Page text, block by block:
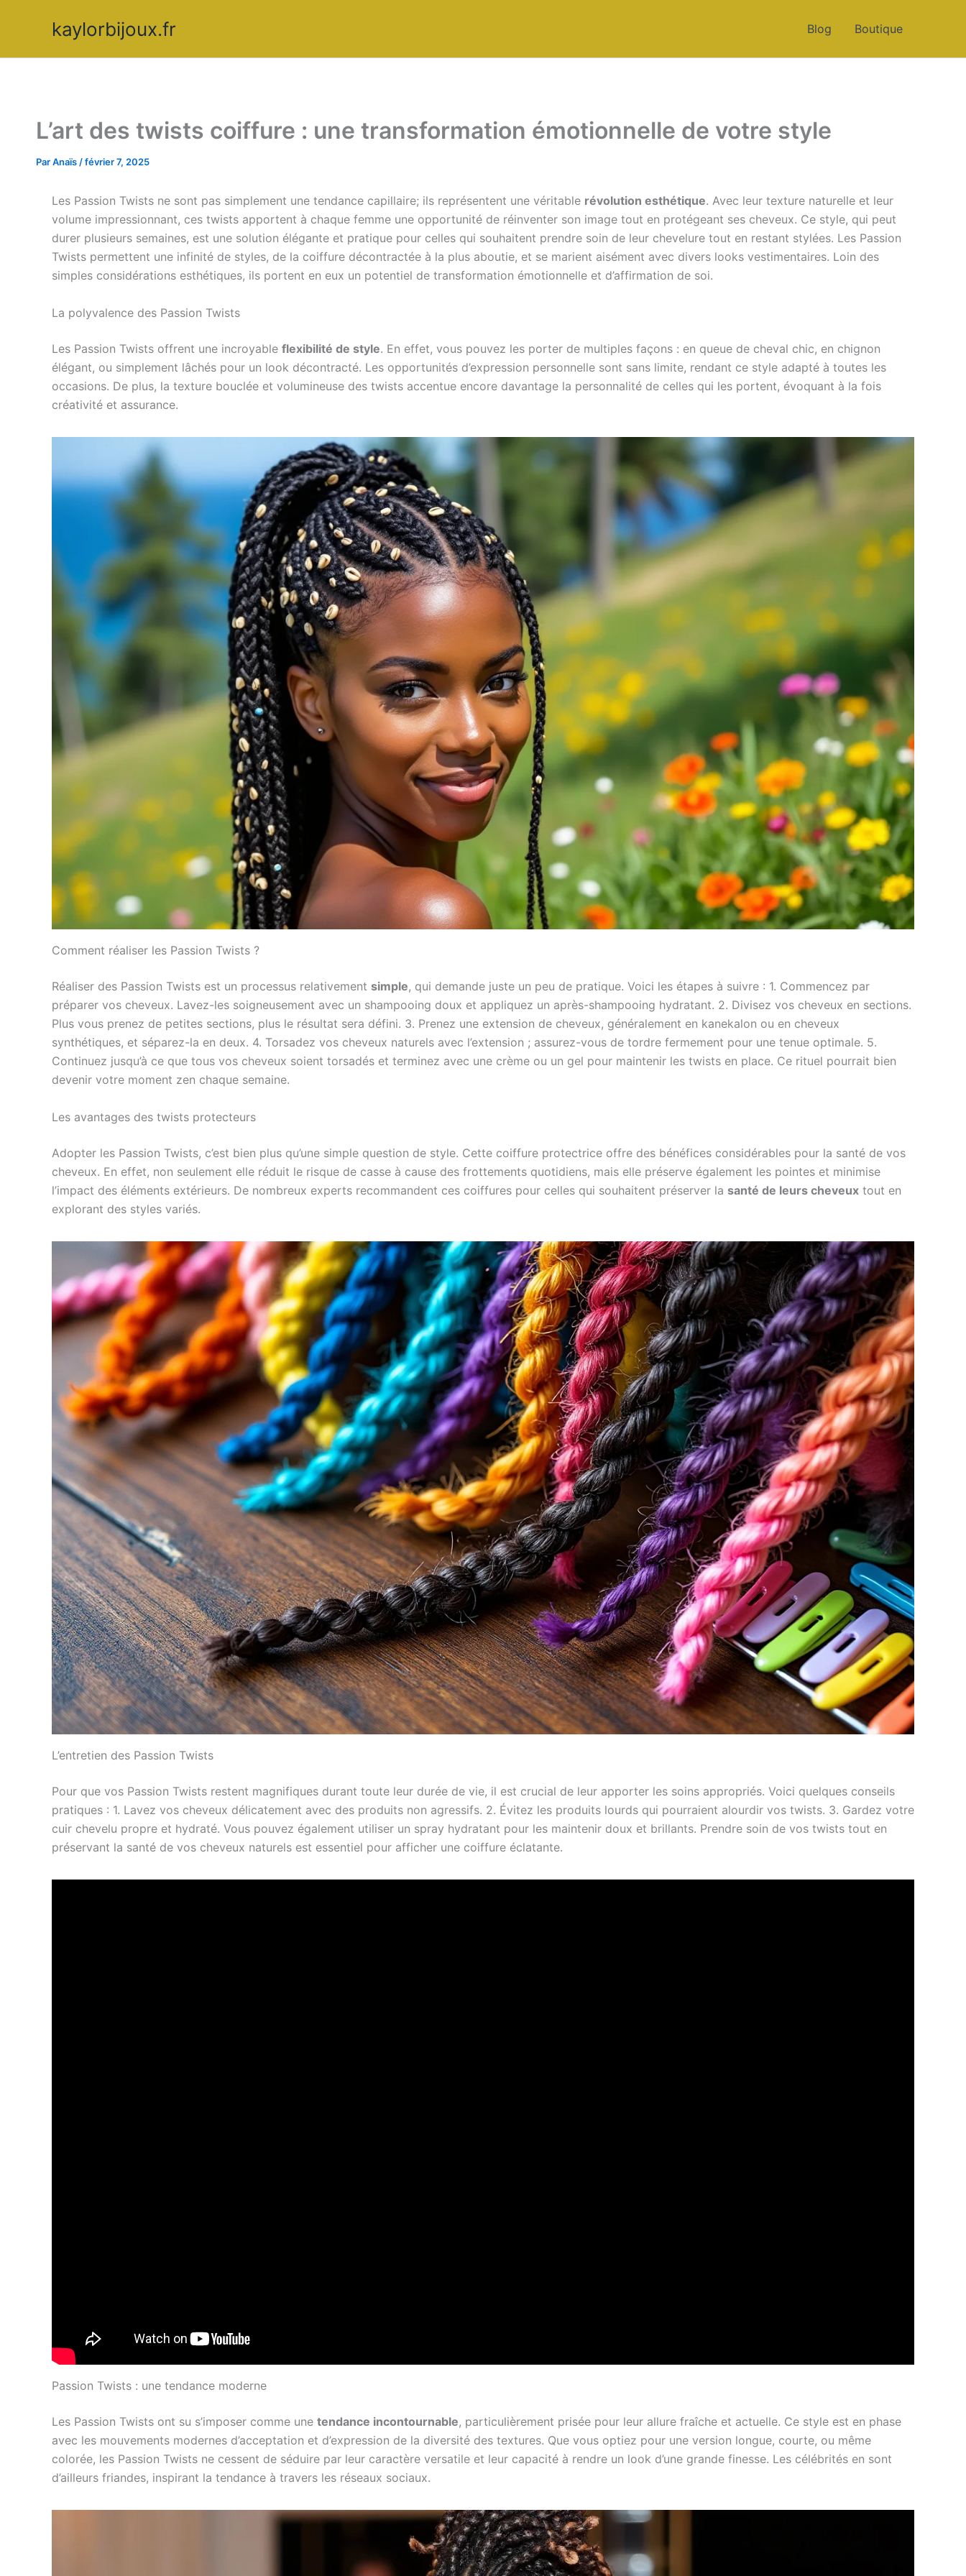
kaylorbijoux.fr Blog Boutique
L’art des twists coiffure : une transformation émotionnelle de votre style
ParAnaïs /février 7, 2025
Les Passion Twists ne sont pas simplement une tendance capillaire; ils représentent une véritable révolution esthétique. Avec leur texture naturelle et leur
volume impressionnant, ces twists apportent à chaque femme une opportunité de réinventer son image tout en protégeant ses cheveux. Ce style, qui peut
durer plusieurs semaines, est une solution élégante et pratique pour celles qui souhaitent prendre soin de leur chevelure tout en restant stylées. Les Passion
Twists permettent une infinité de styles, de la coiffure décontractée à la plus aboutie, et se marient aisément avec divers looks vestimentaires. Loin des
simples considérations esthétiques, ils portent en eux un potentiel de transformation émotionnelle et d’affirmation de soi.
La polyvalence des Passion Twists
Les Passion Twists offrent une incroyable flexibilité de style. En effet, vous pouvez les porter de multiples façons : en queue de cheval chic, en chignon
élégant, ou simplement lâchés pour un look décontracté. Les opportunités d’expression personnelle sont sans limite, rendant ce style adapté à toutes les
occasions. De plus, la texture bouclée et volumineuse des twists accentue encore davantage la personnalité de celles qui les portent, évoquant à la fois
créativité et assurance.
Comment réaliser les Passion Twists ?
Réaliser des Passion Twists est un processus relativement simple, qui demande juste un peu de pratique. Voici les étapes à suivre : 1. Commencez par
préparer vos cheveux. Lavez-les soigneusement avec un shampooing doux et appliquez un après-shampooing hydratant. 2. Divisez vos cheveux en sections.
Plus vous prenez de petites sections, plus le résultat sera défini. 3. Prenez une extension de cheveux, généralement en kanekalon ou en cheveux
synthétiques, et séparez-la en deux. 4. Torsadez vos cheveux naturels avec l’extension ; assurez-vous de tordre fermement pour une tenue optimale. 5.
Continuez jusqu’à ce que tous vos cheveux soient torsadés et terminez avec une crème ou un gel pour maintenir les twists en place. Ce rituel pourrait bien
devenir votre moment zen chaque semaine.
Les avantages des twists protecteurs
Adopter les Passion Twists, c’est bien plus qu’une simple question de style. Cette coiffure protectrice offre des bénéfices considérables pour la santé de vos
cheveux. En effet, non seulement elle réduit le risque de casse à cause des frottements quotidiens, mais elle préserve également les pointes et minimise
l’impact des éléments extérieurs. De nombreux experts recommandent ces coiffures pour celles qui souhaitent préserver la santé de leurs cheveux tout en
explorant des styles variés.
L’entretien des Passion Twists
Pour que vos Passion Twists restent magnifiques durant toute leur durée de vie, il est crucial de leur apporter les soins appropriés. Voici quelques conseils
pratiques : 1. Lavez vos cheveux délicatement avec des produits non agressifs. 2. Évitez les produits lourds qui pourraient alourdir vos twists. 3. Gardez votre
cuir chevelu propre et hydraté. Vous pouvez également utiliser un spray hydratant pour les maintenir doux et brillants. Prendre soin de vos twists tout en
préservant la santé de vos cheveux naturels est essentiel pour afficher une coiffure éclatante.
Passion Twists : une tendance moderne
Les Passion Twists ont su s’imposer comme une tendance incontournable, particulièrement prisée pour leur allure fraîche et actuelle. Ce style est en phase
avec les mouvements modernes d’acceptation et d’expression de la diversité des textures. Que vous optiez pour une version longue, courte, ou même
colorée, les Passion Twists ne cessent de séduire par leur caractère versatile et leur capacité à rendre un look d’une grande finesse. Les célébrités en sont
d’ailleurs friandes, inspirant la tendance à travers les réseaux sociaux.